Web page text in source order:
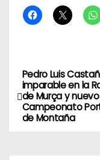
N
a
Pedro Luis
imparable en la
de Murça y
Campeonato
de Montaña